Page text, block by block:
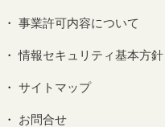
事業許可内容について
情報セキュリティ基本方針
サイトマップ
お問合せ